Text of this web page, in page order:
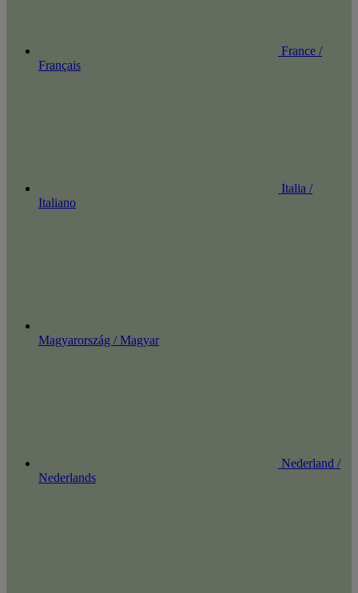
France /
Français
Italia /
Italiano
Magyarország / Magyar
Nederland /
Nederlands